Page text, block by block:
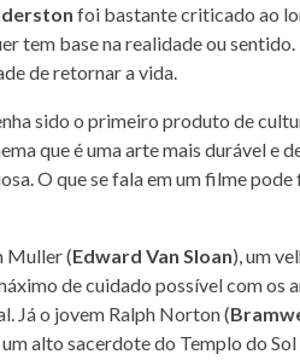
foi bastante criticado ao
tem base na realidade ou
de retornar a vida.
sido o primeiro produto de
que é uma arte mais durável e
O que se fala em um filme
Muller (Edward Van Sloan), um
de cuidado possível com
Já o jovem Ralph Norton (
alto sacerdote do Templo do